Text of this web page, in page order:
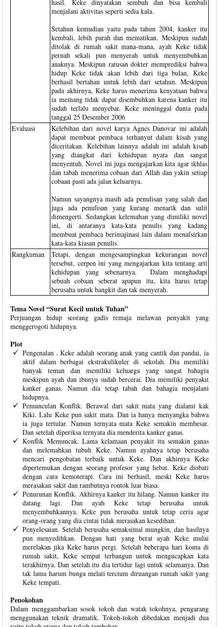
hasil. Keke dinyatakan sembuh dan bisa kembali
menjalani aktivitas seperti sedia kala.
Setahun kemudian yaitu pada tahun 2004, kanker itu
kembali, lebih parah dan mematikan. Meskipun sudah
ditolak di rumah sakit mana-mana, ayah Keke tidak
pernah sekali pun menyerah untuk menyembuhkan
anaknya. Meskipun ratusan dokter memprediksi bahwa
hidup Keke tidak akan lebih dari tiga bulan, Keke
berhasil bertahan untuk lebih dari setahun. Meskipun
pada akhirnya, Keke harus menerima kenyataan bahwa
ia memang tidak dapat disembuhkan karena kanker itu
sudah terlalu menyebar. Keke meninggal dunia pada
tanggal 25 Desember 2006
Evaluasi
Kelebihan dari novel karya Agnes Danovar ini adalah
dapat membuat pembaca terhanyut dalam kisah yang
diceritakan. Kelebihan lainnya adalah ini adalah kisah
yang diangkat dari kehidupan nyata dan sangat
menyentuh. Novel ini juga mengajarkan kita agar ikhlas
dan tabah menerima cobaan dari Allah dan yakin setiap
cobaan pasti ada jalan keluarnya.
Namun sayangnya masih ada penulisan yang salah dan
juga ada penulisan yang kurang menarik dan sulit
dimengerti. Sedangkan kelemahan yang dimiliki novel
ini, di antaranya kata-kata penulis yang kadang
membuat pembaca berimajinasi lain dalam menafsirkan
kata-kata kiasan penulis.
Rangkuman
Tetapi, dengan mengesampingkan kekurangan novel
tersebut, cerpen ini yang mengajarkan kita tentang arti
kehidupan yang sebenarnya. Dalam menghadapi
sebuah cobaan seberat apapun itu, kita harus tetap
berusaha untuk bangkit dan tak menyerah.
Tema Novel “Surat Kecil untuk Tuhan”
Perjuangan hidup seorang gadis remaja melawan penyakit yang
menggerogoti hidupnya.
Plot
Pengenalan . Keke adalah seorang anak yang cantik dan pandai, ia
aktif dalam berbagai ekstrakulikuler di sekolah. Dia memiliki
banyak teman dan memiliki keluarga yang sangat bahagia
meskipun ayah dan ibunya sudah bercerai. Dia memiliki penyakit
kanker ganas. Namun dia tetap tabah dan bahagia menjalani
hidupnya.
Pemunculan Konflik. Berawal dari sakit mata yang dialami kak
Kiki. Lalu Keke pun sakit mata. Dan ia hanya menyangka bahwa
ia juga tertular. Namun ternyata mata Keke semakin membesar.
Dan setelah diperiksa ternyata dia menderita kanker ganas.
Konflik Memuncak. Lama kelamaan penyakit itu semakin ganas
dan melemahkan tubuh Keke. Namun ayahnya tetap berusaha
mencari pengobatan terbaik untuk Keke. Dan akhirnya Keke
dipertemukan dengan seorang profesor yang hebat. Keke diobati
dengan cara kemoterapi. Cara ini berhasil, meski Keke harus
merasakan sakit dan rambutnya rontok luar biasa.
Penurunan Konflik. Akhirnya kanker itu hilang. Namun kanker itu
datang lagi. Dan ayah Keke tetap berusaha untuk
menyembuhkannya. Keke pun berusaha untuk tetap ceria agar
orang-orang yang dia cintai tidak merasakan kesedihan.
Penyelesaian. Setelah berusaha semaksimal mungkin, dan hasilnya
pun menyedihkan. Dengan hati yang berat ayah Keke mulai
merelakan jika Keke harus pergi. Setelah beberapa hari koma di
rumah sakit, Keke sempat terbangun untuk mengucapkan kata
terakhirnya. Dan setelah itu dia tertidur lagi untuk selamanya. Dan
tak lama harum bunga melati tercium diruangan rumah sakit yang
Keke tempati.
Penokohan
Dalam menggambarkan sosok tokoh dan watak tokohnya, pengarang
menggunakan teknik dramatik. Tokoh-tokoh dibedakan menjadi dua